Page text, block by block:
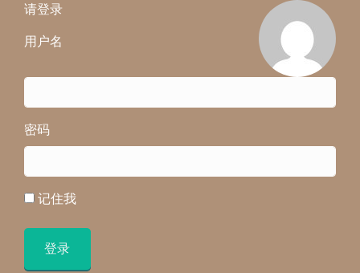
请登录
用户名
密码
记住我